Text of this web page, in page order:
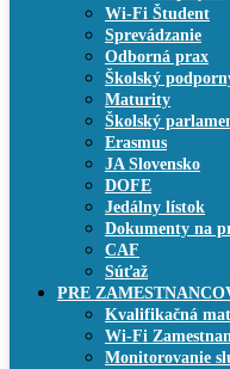
Wi-Fi Študent
Sprevádzanie
Odborná prax
Školský
Maturity
Školský
Erasmus
JA Slovensko
DOFE
Jedálny lístok
Dokumenty na
CAF
Súťaž
PRE
Kvalifikačná
Wi-Fi
Monitorovanie